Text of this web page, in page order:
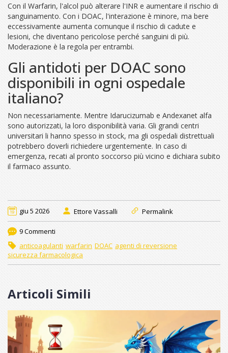
Con il Warfarin, l'alcol può alterare l'INR e aumentare il rischio di
sanguinamento. Con i DOAC, l'interazione è minore, ma bere
eccessivamente aumenta comunque il rischio di cadute e
lesioni, che diventano pericolose perché sanguini di più.
Moderazione è la regola per entrambi.
Gli antidoti per DOAC sono
disponibili in ogni ospedale
italiano?
Non necessariamente. Mentre Idarucizumab e Andexanet alfa
sono autorizzati, la loro disponibilità varia. Gli grandi centri
universitari li hanno spesso in stock, ma gli ospedali distrettuali
potrebbero doverli richiedere urgentemente. In caso di
emergenza, recati al pronto soccorso più vicino e dichiara subito
il farmaco assunto.
giu 5 2026 Ettore Vassalli Permalink
9 Commenti
anticoagulanti warfarin DOAC agenti di reversione
sicurezza farmacologica
Articoli Simili